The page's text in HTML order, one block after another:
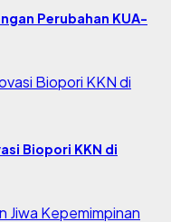
Perubahan KUA-
Biopori KKN di